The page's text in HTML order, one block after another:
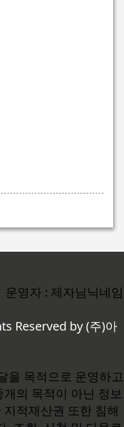
영자 : 제자님닉네임
Reserved by (주)아
을 목적으로 운영하고
의 목적이 아닌 정보
적재산권 또한 침해